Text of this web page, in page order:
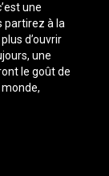
une
partirez à la
d’ouvrir
une
le goût de